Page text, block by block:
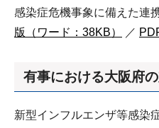
感染症危機事象に備えた連
版（ワード：38KB）
／
有事における大阪府
新型インフルエンザ等感染